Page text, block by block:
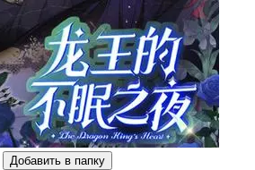
Добавить в папку